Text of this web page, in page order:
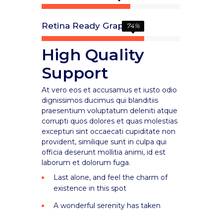
Retina Ready Graphics
74%
High Quality
Support
At vero eos et accusamus et iusto odio
dignissimos ducimus qui blanditiis
praesentium voluptatum deleniti atque
corrupti quos dolores et quas molestias
excepturi sint occaecati cupiditate non
provident, similique sunt in culpa qui
officia deserunt mollitia animi, id est
laborum et dolorum fuga.
Last alone, and feel the charm of
existence in this spot
A wonderful serenity has taken